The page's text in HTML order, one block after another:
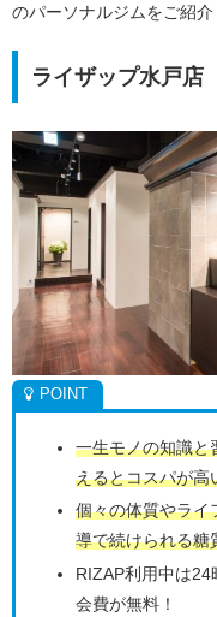
のパーソナルジムをご紹介
ライザップ水戸店
一生モノの知識と
えるとコスパが高
個々の体質やライ
導で続けられる糖
RIZAP利用中は24
会費が無料！